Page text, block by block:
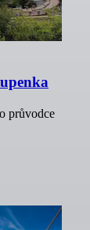
průvodce